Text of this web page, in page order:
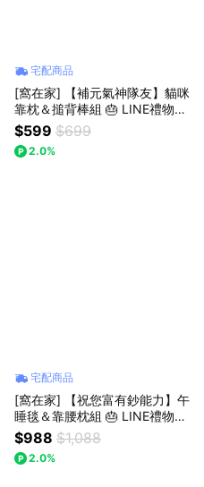
宅配商品
[窩在家] 【補元氣神隊友】貓咪
靠枕＆搥背棒組 🎂 LINE禮物獨
家｜生日禮物｜情人｜療癒｜貓
奴｜獅子座｜七夕禮物｜父親節
$599 $699
2.0%
宅配商品
[窩在家] 【祝您富有鈔能力】午
睡毯＆靠腰枕組 🎂 LINE禮物獨
家｜生日禮物｜招財｜抱枕｜娃
娃｜辦公室｜療癒｜實用｜同事
｜上班族｜獅子座｜七夕禮物｜
$988 $1,088
2.0%